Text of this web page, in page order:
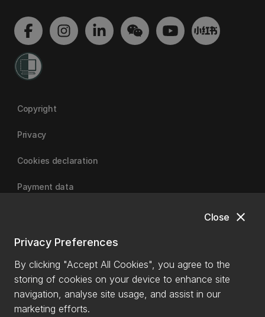
close
Close
Privacy Preferences
By clicking "Accept All Cookies", you agree to the
storing of cookies on your device to enhance site
navigation, analyse site usage, and assist in our
marketing efforts.
Copyright
Privacy
Cookies declaration
Payment data